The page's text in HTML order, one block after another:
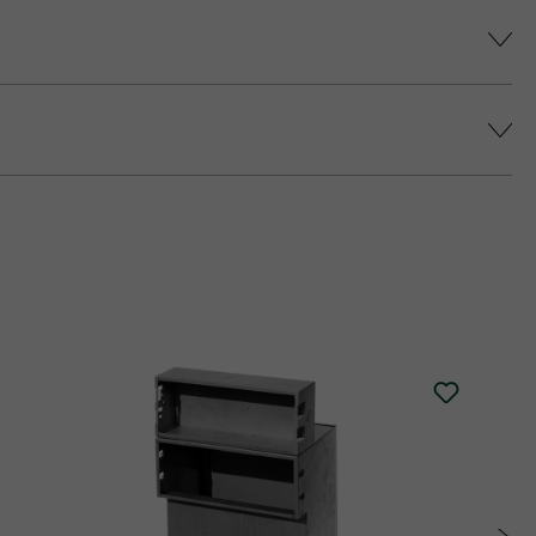
platina fedlap áll rendelkezésre (fedlap
impregnálását javasolja (ez felár
érjünk el, és elkerüljük a